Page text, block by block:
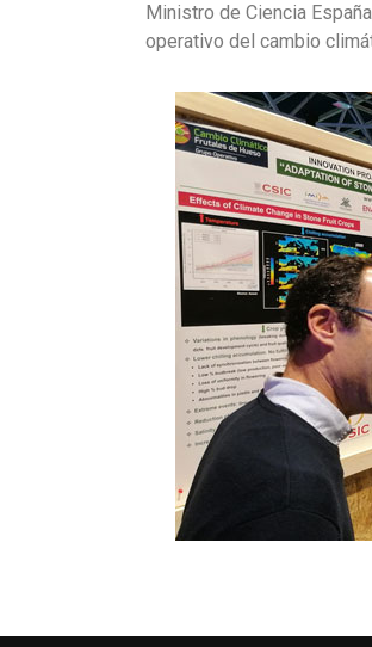
Ministro de Ciencia
operativo del cambio